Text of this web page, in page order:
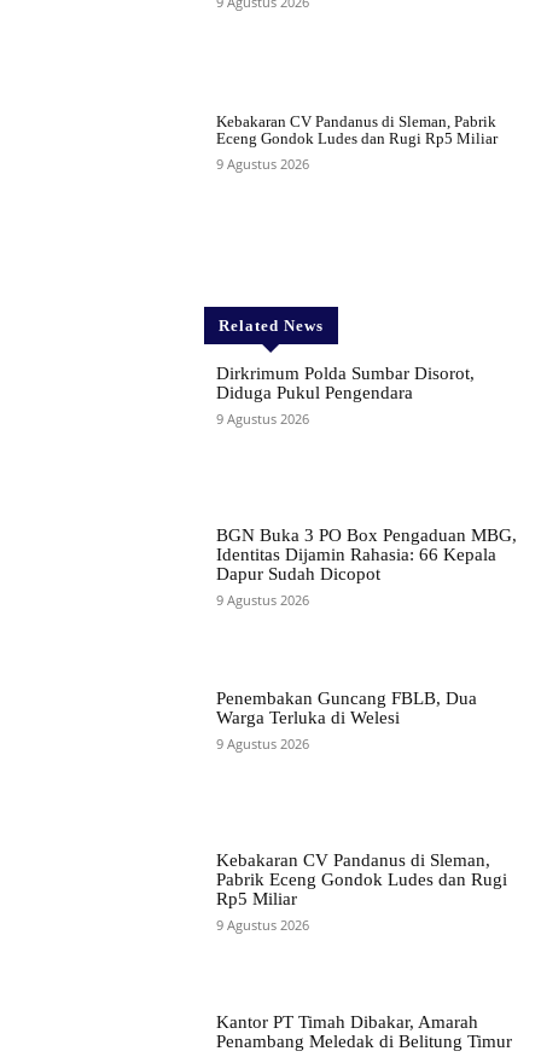
Kebakaran CV Pandanus di Sleman, Pabrik
Eceng Gondok Ludes dan Rugi Rp5 Miliar
9 Agustus 2026
Related News
Dirkrimum Polda Sumbar Disorot,
Diduga Pukul Pengendara
9 Agustus 2026
BGN Buka 3 PO Box Pengaduan MBG,
Identitas Dijamin Rahasia: 66 Kepala
Dapur Sudah Dicopot
9 Agustus 2026
Penembakan Guncang FBLB, Dua
Warga Terluka di Welesi
9 Agustus 2026
Kebakaran CV Pandanus di Sleman,
Pabrik Eceng Gondok Ludes dan Rugi
Rp5 Miliar
9 Agustus 2026
Kantor PT Timah Dibakar, Amarah
Penambang Meledak di Belitung Timur